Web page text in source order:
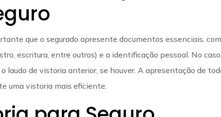
que o segurado apresente documentos essenciais,
escritura, entre outros) e a identificação pessoal. No
laudo de vistoria anterior, se houver. A apresentação de
uma vistoria mais eficiente.